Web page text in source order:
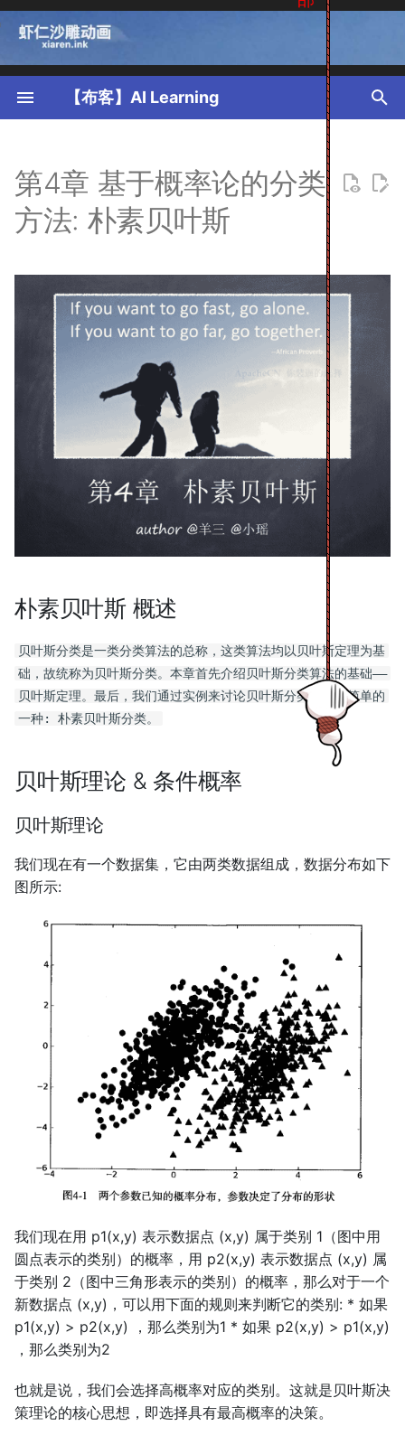
【布客】AI Learning
入
始
搜
01. Python 工具 Ipython 解释器
Ipython notebook
使用 Anaconda
02. Python 基础
Python 入门演示
Python 数据类型
索引和分片
可变和不可变类型
元组
列表与元组的速度比较
字典
Python 赋值机制
判断语句
异常
警告
文件读写
Matplotlib 基础
Numpy 数组及其索引
数组方法
数组排序
对角线
数组与字符串的转换
数组属性方法总结
生成数组的函数
一般函数
向量化函数
数组读写
结构化数组
记录数组
内存映射
从 Matlab 到 Numpy
04. Scipy
SCIentific PYthon 简介
插值
最小化函数
稀疏矩阵
线性代数
稀疏矩阵的线性代数
05. Python 进阶
与操作系统进行交互：os
块
CSV 文件和 csv 模块
正则表达式和 re 模块
datetime 模块
SQL 数据库
函数进阶：参数传递，高
数，lambda 匿名函数，
global 变量，递归
with 语句和上下文管理器
修饰符
修饰符的使用
operator, functools,
作用域
06. Matplotlib
使用 style 来配置 pyplot
格
处理文本（基础）
处理文本（数学表达式）
图像基础
注释
figures, subplots, axes 和
ticks 对象
不要迷信默认设置
07. 使用其他语言进行扩展
Python 扩展模块
Cython：Cython 基础，
源代码转换成扩展模块
Cython：Cython 语法，
用其他C库
Cython：class 和 cdef
class，使用 C++
Cython：Typed
memoryviews
生成编译注释
ctypes
使用 OOP 对森林火灾建模
特殊方法
继承
super( 函数
重定义森林火灾模拟
共有，私有和特殊方法和
多重继承
09. Theano 基础
Theano 简介及其安装
Theano 基础
Theano 在 Windows 上
Theano 符号图结构
Theano 配置和编译模式
Theano 条件语句
Theano 循环：scan（详
Theano 实例：线性回归
Theano 实例：Logistic
Theano 实例：Softmax
Theano 实例：人工神经
Theano 随机数流变量
Theano 实例：更复杂的
Theano 实例：卷积神经
Theano tensor 模块：基
Theano tensor 模块：操
Theano tensor 模块：
子模块
Theano tensor 模块：
子模块
10. 有趣的第三方模块
使用 basemap 画地图
使用 cartopy 画地图
探索 NBA 数据
金庸的武侠世界
11. 有用的工具
pprint 模块：打印
pickle, cPickle 模块：序
json 模块：处理 JSON 数
glob 模块：文件模式匹配
shutil 模块：高级文件操作
gzip, zipfile, tarfile 模块
logging 模块：记录日志
string 模块：字符串处理
collections 模块：更多数
requests 模块：HTTP for
十分钟上手 Pandas
一维数据结构：Series
二维数据结构：
第一讲：方程组的几何解释
第二讲：矩阵消元
第四讲：$A$ 的 $LU$ 分解
第五讲：转换、置换、向量空
第六讲：列空间和零空间
第七讲：求解$Ax=0$，主变
第八讲：求解$Ax=b$：可解
第九讲：线性相关性、基、维
数
第十讲 四个基本子空间
第十一讲：矩阵空间、秩1矩
阵和小世界图
第十二讲：图和网络
第十三讲：复习一
第十四讲：正交向量与子空间
第十七讲：正交矩阵和Gram-
Schmidt正交化法
第十八讲：行列式及其性质
第十九讲：行列式公式和代数
余子式
第二十讲：克拉默法则、逆矩
第二十一讲：特征值和特征向
量
第二十二讲：对角化和$A$的
第二十三讲：微分方程和
$e^{At}$
贝叶斯理论 & 条件概率
贝叶斯理论
使用条件概率来分类
朴素贝叶斯 场景
朴素贝叶斯 原理
朴素贝叶斯 工作原理
朴素贝叶斯 开发流程
朴素贝叶斯 算法特点
项目案例1: 屏蔽社区留言板
的侮辱性言论
项目概述
开发流程
项目案例2: 使用朴素贝叶斯
过滤垃圾邮件
项目概述
开发流程
项目案例3: 使用朴素贝叶斯
域倾向
项目概述
2. Word2Vec
3. CNN原理
5. LSTM原理
1.入门介绍
2.分词
3.2.篇章分析-内容标签
3.3.篇章分析-情感分析
3.4.篇章分析-自动摘要
Keras 快速入门
实战项目1 电影情感分类
实战项目3 优化过拟合和欠拟
实战项目4 古诗词自动生成
实战项目5 Bert 项目实战
0 前言
1 语言处理与 Python
3 处理原始文本
4 编写结构化程序
5 分类和标注词汇
6 学习分类文本
7 从文本提取信息
10 分析句子的意思
11 语言学数据管理
后记：语言的挑战
一、使用 Keras 搭建人工神
经网络
模型并训练
四、使用 TensorFlow 加载和
预处理数据
五、使用卷积神经网络实现深
度计算机视觉
六、使用 RNN 和 CNN 处理
八、使用自编码器和 GAN 做
九、强化学习
十、规模化训练和部署
简介
1.1 Why PyTorch?
1.2 安装 PyTorch
神经网络基础
2.1 Torch vs Numpy
2.2 变量 (Variable
2.3 激励函数 (Activation
3.1 关系拟合 (回归
3.2 区分类型 (分类
3.3 快速搭建回归神经网络
3.4 保存和恢复模型
3.5 数据读取 (Data
3.6 优化器 (Optimizer
高级神经网络结构
4.1 CNN 卷积神经网络
4.2 RNN 循环神经网络 (
Classification
4.3 RNN 循环神经网络 (
4.4 AutoEncoder (自编码
监督学习
4.5 DQN 强化学习
(Reinforcement Learning
4.6 GAN (Generative
Adversarial Nets 生成对
络
高阶内容
5.1 为什么 Torch 是动态的
5.2 GPU 加速运算
5.3 Dropout 防止过拟合
5.4 Batch Normalization
第4章 基于概率论的分类
方法: 朴素贝叶斯
朴素贝叶斯 概述
贝叶斯分类是一类分类算法的总称，这类算法均以贝叶斯定理为基
础，故统称为贝叶斯分类。本章首先介绍贝叶斯分类算法的基础——
贝叶斯定理。最后，我们通过实例来讨论贝叶斯分类的中最简单的
一种: 朴素贝叶斯分类。
贝叶斯理论 & 条件概率
贝叶斯理论
我们现在有一个数据集，它由两类数据组成，数据分布如下
图所示:
我们现在用 p1(x,y) 表示数据点 (x,y) 属于类别 1（图中用
圆点表示的类别）的概率，用 p2(x,y) 表示数据点 (x,y) 属
于类别 2（图中三角形表示的类别）的概率，那么对于一个
新数据点 (x,y)，可以用下面的规则来判断它的类别: * 如果
p1(x,y) > p2(x,y) ，那么类别为1 * 如果 p2(x,y) > p1(x,y)
，那么类别为2
也就是说，我们会选择高概率对应的类别。这就是贝叶斯决
策理论的核心思想，即选择具有最高概率的决策。